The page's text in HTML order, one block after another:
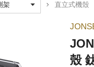
直立式機殼
殼